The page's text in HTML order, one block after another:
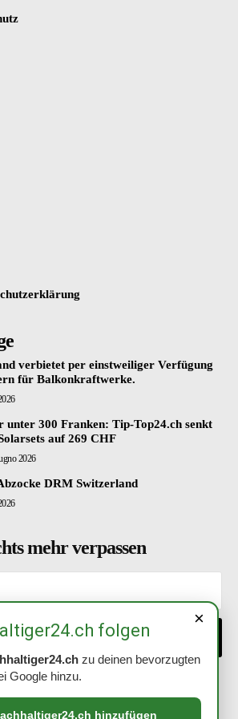
verbietet per einstweiliger Verfügung
für Balkonkraftwerke.
300 Franken: Tip-Top24.ch senkt
auf 269 CHF
2026
DRM Switzerland
mehr verpassen
EINTRAGEN
gelesen und akzeptiert. Abmeldung ist
×
folgen
zu deinen bevorzugten
Google hinzu.
hinzufügen